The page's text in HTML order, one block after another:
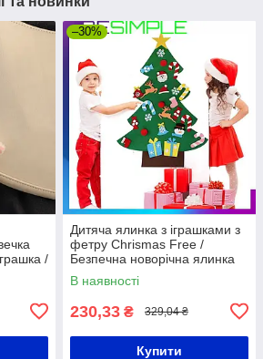
/
–30%
Дитяча ялинка з іграшками з
фетру Chrismas Free /
Безпечна новорічна ялинка
для дітей
В наявності
230,33 ₴ 329,04 ₴
Купити